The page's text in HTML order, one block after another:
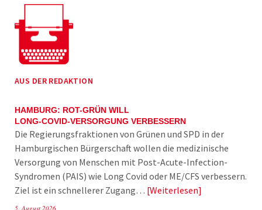
AUS DER REDAKTION
HAMBURG: ROT-GRÜN WILL
LONG-COVID-VERSORGUNG VERBESSERN
Die Regierungsfraktionen von Grünen und SPD in der
Hamburgischen Bürgerschaft wollen die medizinische
Versorgung von Menschen mit Post-Acute-Infection-
Syndromen (PAIS) wie Long Covid oder ME/CFS verbessern.
Ziel ist ein schnellerer Zugang… Weiterlesen
5. August 2026